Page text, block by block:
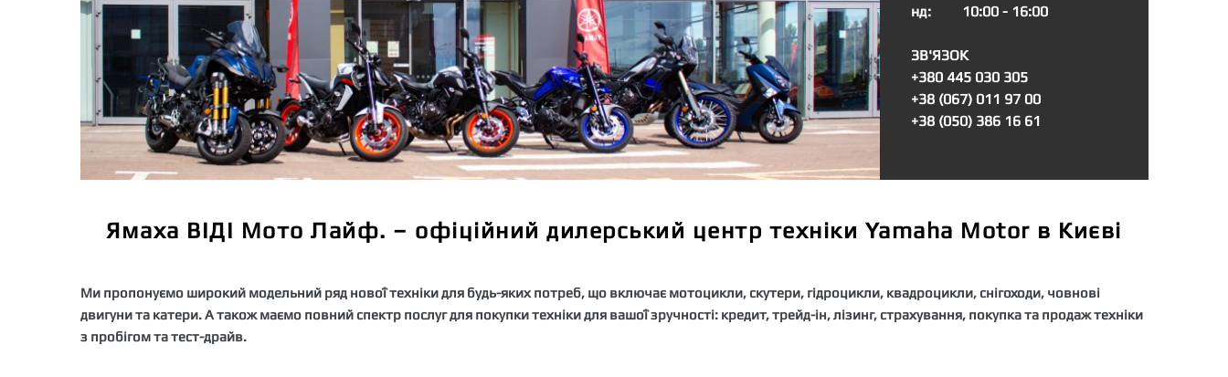
нд:
10:00 - 16:00
ЗВ'ЯЗОК
+380 445 030 305
+38 (067) 011 97 00
+38 (050) 386 16 61
Ямаха ВІДІ Мото Лайф. – офіційний дилерський центр техніки Yamaha Motor в Києві
Ми пропонуємо широкий модельний ряд нової техніки для будь-яких потреб, що включає мотоцикли, скутери, гідроцикли, квадроцикли, снігоходи, човнові
двигуни та катери. А також маємо повний спектр послуг для покупки техніки для вашої зручності: кредит, трейд-ін, лізинг, страхування, покупка та продаж техніки
з пробігом та тест-драйв.